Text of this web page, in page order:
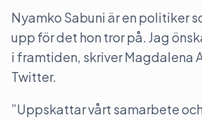
Nyamko Sabuni är en politiker
upp för det hon tror på. Jag
i framtiden, skriver Magdalena
Twitter.
”Uppskattar vårt samarbete